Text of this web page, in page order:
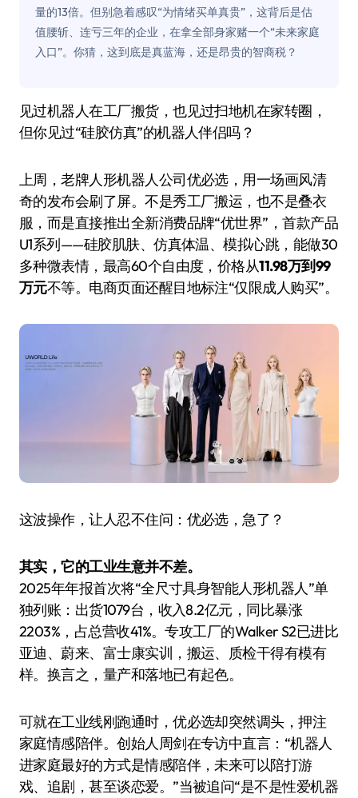
量的13倍。但别急着感叹“为情绪买单真贵”，这背后是估
值腰斩、连亏三年的企业，在拿全部身家赌一个“未来家庭
入口”。你猜，这到底是真蓝海，还是昂贵的智商税？
见过机器人在工厂搬货，也见过扫地机在家转圈，
但你见过“硅胶仿真”的机器人伴侣吗？
上周，老牌人形机器人公司优必选，用一场画风清
奇的发布会刷了屏。不是秀工厂搬运，也不是叠衣
服，而是直接推出全新消费品牌“优世界”，首款产品
U1系列——硅胶肌肤、仿真体温、模拟心跳，能做30
多种微表情，最高60个自由度，价格从11.98万到99
万元不等。电商页面还醒目地标注“仅限成人购买”。
这波操作，让人忍不住问：优必选，急了？
其实，它的工业生意并不差。
2025年年报首次将“全尺寸具身智能人形机器人”单
独列账：出货1079台，收入8.2亿元，同比暴涨
2203%，占总营收41%。专攻工厂的Walker S2已进比
亚迪、蔚来、富士康实训，搬运、质检干得有模有
样。换言之，量产和落地已有起色。
可就在工业线刚跑通时，优必选却突然调头，押注
家庭情感陪伴。创始人周剑在专访中直言：“机器人
进家庭最好的方式是情感陪伴，未来可以陪打游
戏、追剧，甚至谈恋爱。”当被追问“是不是性爱机器